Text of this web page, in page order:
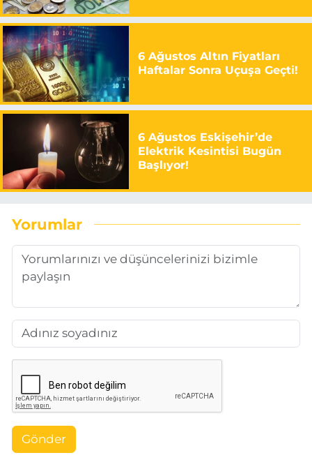
6 Ağustos Altın Fiyatları
Haftalar Sonra Uçuşa Geçti!
6 Ağustos Eskişehir’de
Elektrik Kesintisi Bugün
Başlıyor!
Yorumlar
Gönder